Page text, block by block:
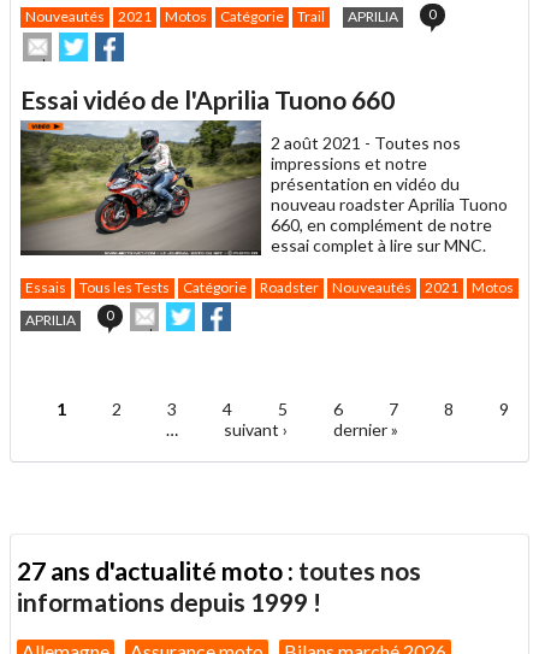
Nouveautés 2021 Motos Catégorie Trail APRILIA 0
Envoyer
cet
à
un
ami
Partager
sur
sur
Essai vidéo de l'Aprilia Tuono 660
2 août 2021 - Toutes nos
impressions et notre
présentation en vidéo du
nouveau roadster Aprilia Tuono
660, en complément de notre
essai complet à lire sur MNC.
Essais Tous les Tests Catégorie Roadster Nouveautés 2021 Motos
APRILIA
0
Envoyer
cet
Partager
sur sur
Pages
1 2 3 4 5 6 7 8
9
…
suivant › dernier »
27 ans d'actualité moto : toutes nos
informations depuis 1999 !